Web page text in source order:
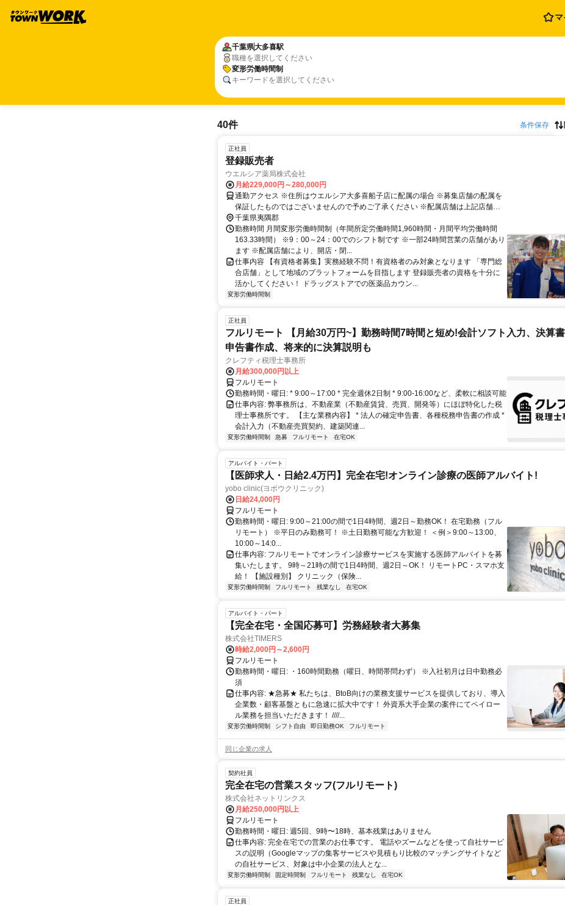
マ
千葉県大多喜駅
職種を選択してください
変形労働時間制
キーワードを選択してください
40件 条件保存
正社員
登録販売者
ウエルシア薬局株式会社
月給229,000円～280,000円
通勤アクセス ※住所はウエルシア大多喜船子店に配属の場合 ※募集店舗の配属を
保証したものではございませんので予めご了承ください ※配属店舗は上記店舗以
外の可能性がございます ※原則、自宅から50km圏内、通勤片道90分圏内の いずれ
かの店舗への配属・転勤となります(エリア職) ※勤務店舗の指定は出来かねます ■
ご希望に応じて下記勤務区分から選択 も可能です ※社宅制度・赴任手当制度あり
＜リージョナル職＞ 異動の範囲は本拠地とその隣接県または直線距離で概ね
100km以内 ＜ナショナル職＞ 全国の店舗への異動あり ※社宅制度・赴任手当制度
あり
千葉県夷隅郡
勤務時間 月間変形労働時間制（年間所定労働時間1,960時間・月間平均労働時間
163.33時間） ※9：00～24：00でのシフト制です ※一部24時間営業の店舗があり
ます ※配属店舗により、開店・閉...
仕事内容 【有資格者募集】実務経験不問！有資格者のみ対象となります 「専門総
合店舗」として地域のプラットフォームを目指します 登録販売者の資格を十分に
活かしてください！ ドラッグストアでの医薬品カウン...
変形労働時間制
正社員
フルリモート 【月給30万円~】勤務時間7時間と短め!会計ソフト入力、決算
申告書作成、将来的に決算説明も
クレフティ税理士事務所
月給300,000円以上
フルリモート
勤務時間・曜日: * 9:00～17:00 * 完全週休2日制 * 9:00-16:00など、柔軟に相談可能
仕事内容: 弊事務所は、不動産業（不動産賃貸、売買、開発等）にほぼ特化した税
理士事務所です。 【主な業務内容】 * 法人の確定申告書、各種税務申告書の作成 *
会計入力（不動産売買契約、建築関連...
変形労働時間制 急募 フルリモート 在宅OK
アルバイト・パート
【医師求人・日給2.4万円】完全在宅!オンライン診療の医師アルバイト!
yobo clinic(ヨボウクリニック)
日給24,000円
フルリモート
勤務時間・曜日: 9:00～21:00の間で1日4時間、週2日～勤務OK！ 在宅勤務（フル
リモート） ※平日のみ勤務可！ ※土日勤務可能な方歓迎！ ＜例＞9:00～13:00、
10:00～14:0...
仕事内容: フルリモートでオンライン診療サービスを実施する医師アルバイトを募
集いたします。 9時～21時の間で1日4時間、週2日～OK！ リモートPC・スマホ支
給！ 【施設種別】 クリニック（保険...
変形労働時間制 フルリモート 残業なし 在宅OK
アルバイト・パート
【完全在宅・全国応募可】労務経験者大募集
株式会社TIMERS
時給2,000円～2,600円
フルリモート
勤務時間・曜日: ・160時間勤務（曜日、時間帯問わず） ※入社初月は日中勤務必
須
仕事内容: ★急募★ 私たちは、BtoB向けの業務支援サービスを提供しており、導入
企業数・顧客基盤ともに急速に拡大中です！ 外資系大手企業の案件にてペイロー
ル業務を担当いただきます！ ////...
変形労働時間制 シフト自由 即日勤務OK フルリモート
同じ企業の求人
契約社員
完全在宅の営業スタッフ(フルリモート)
株式会社ネットリンクス
月給250,000円以上
フルリモート
勤務時間・曜日: 週5回、9時〜18時、基本残業はありません
仕事内容: 完全在宅での営業のお仕事です。 電話やズームなどを使って自社サービ
スの説明（Googleマップの集客サービスや見積もり比較のマッチングサイトなど
の自社サービス、対象は中小企業の法人とな...
変形労働時間制 固定時間制 フルリモート 残業なし 在宅OK
正社員